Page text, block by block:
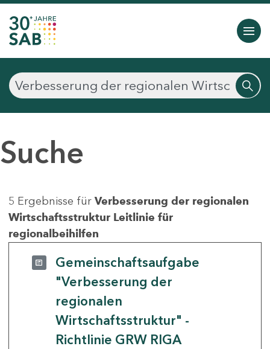
Suche
5 Ergebnisse für Verbesserung der regionalen
Wirtschaftsstruktur Leitlinie für
regionalbeihilfen
Gemeinschaftsaufgabe
"Verbesserung der
regionalen
Wirtschaftsstruktur" -
Richtlinie GRW RIGA